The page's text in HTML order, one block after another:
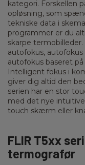
kategori. Forskellen
opløsning, som
tekniske data i
programmer er du
skarpe
autofokus,
autofokus baseret
Intelligent fokus i
giver dig altid den
serien har en stor
med det nye
touch skærm eller
FLIR T5xx
termografør